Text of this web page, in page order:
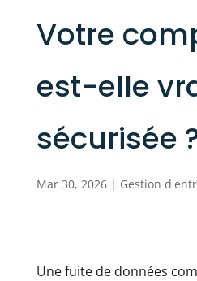
Votre
est-elle
sécurisée
Mar 30, 2026| Gestion
Une fuite de données